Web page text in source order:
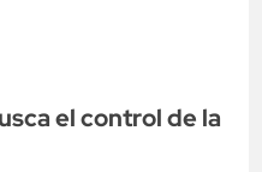
el control de la